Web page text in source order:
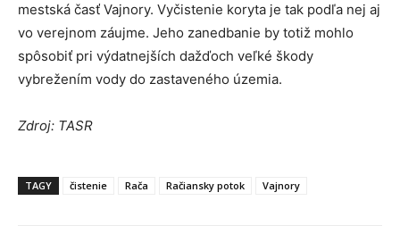
mestská časť Vajnory. Vyčistenie koryta je tak podľa nej aj
vo verejnom záujme. Jeho zanedbanie by totiž mohlo
spôsobiť pri výdatnejších dažďoch veľké škody
vybrežením vody do zastaveného územia.
Zdroj: TASR
TAGY čistenie Rača Račiansky potok Vajnory